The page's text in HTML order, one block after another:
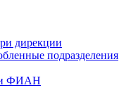
дирекции
подразделения
ФИАН